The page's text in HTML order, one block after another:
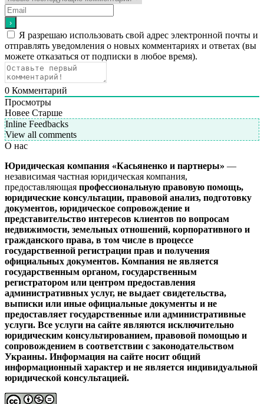
Я разрешаю использовать свой адрес электронной почты и
отправлять уведомления о новых комментариях и ответах (вы
можете отказаться от подписки в любое время).
0 Комментарий
Просмотры
Новее Старше
Inline Feedbacks
View all comments
О нас
Юридическая компания «Касьяненко и партнеры» —
независимая частная юридическая компания,
предоставляющая профессиональную правовую помощь,
юридические консультации, правовой анализ, подготовку
документов, юридическое сопровождение и
представительство интересов клиентов по вопросам
недвижимости, земельных отношений, корпоративного и
гражданского права, в том числе в процессе
государственной регистрации прав и получения
официальных документов. Компания не является
государственным органом, государственным
регистратором или центром предоставления
административных услуг, не выдает свидетельства,
выписки или иные официальные документы и не
предоставляет государственные или административные
услуги. Все услуги на сайте являются исключительно
юридическим консультированием, правовой помощью и
сопровождением в соответствии с законодательством
Украины. Информация на сайте носит общий
информационный характер и не является индивидуальной
юридической консультацией.